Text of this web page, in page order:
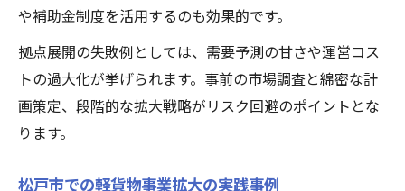
や補助金制度を活用するのも効果的です。
拠点展開の失敗例としては、需要予測の甘さや運営コス
トの過大化が挙げられます。事前の市場調査と綿密な計
画策定、段階的な拡大戦略がリスク回避のポイントとな
ります。
松戸市での軽貨物事業拡大の実践事例